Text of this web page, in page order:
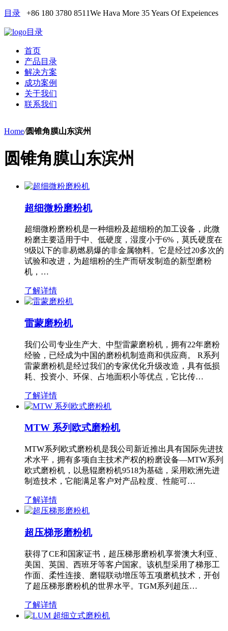
目录 +86 180 3780 8511We Hava More 35 Years Of Expeiences
目录
首页
产品目录
解决方案
成功案例
关于我们
联系我们
Home/圆锥角膜山东滨州
圆锥角膜山东滨州
超细微粉磨粉机
超细微粉磨粉机是一种细粉及超细粉的加工设备，此微
粉磨主要适用于中、低硬度，湿度小于6%，莫氏硬度在
9级以下的非易燃易爆的非金属物料。它是经过20多次的
试验和改进，为超细粉的生产而研发制造的新型磨粉
机，…
了解详情
雷蒙磨粉机
我们公司专业生产大、中型雷蒙磨粉机，拥有22年磨粉
经验，已经成为中国的磨粉机制造商和供应商。 R系列
雷蒙磨粉机是经过我们的专家优化升级改造，具有低损
耗、投资小、环保、占地面积小等优点，它比传…
了解详情
MTW 系列欧式磨粉机
MTW系列欧式磨粉机是我公司新近推出具有国际先进技
术水平，拥有多项自主技术产权的粉磨设备—MTW系列
欧式磨粉机，以悬辊磨粉机9518为基础，采用欧洲先进
制造技术，它能满足客户对产品粒度、性能可…
了解详情
超压梯形磨粉机
获得了CE和国家证书，超压梯形磨粉机享誉澳大利亚、
美国、英国、西班牙等客户国家。该机型采用了梯形工
作面、柔性连接、磨辊联动增压等五项磨机技术，开创
了超压梯形磨粉机的世界水平。TGM系列超压…
了解详情